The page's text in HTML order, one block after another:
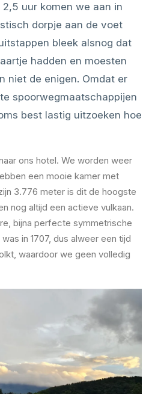
uur komen we aan in
dorpje aan de voet
bleek alsnog dat
hadden en moesten
niet de enigen. Omdat er
spoorwegmaatschappijen
best lastig uitzoeken hoe
ons hotel. We worden weer
een mooie kamer met
3.776 meter is dit de hoogste
nog altijd een actieve vulkaan.
bijna perfecte symmetrische
in 1707, dus alweer een tijd
waardoor we geen volledig